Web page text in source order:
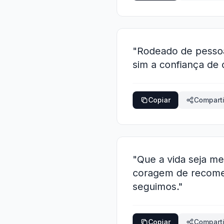
"Rodeado de
sim a confiança de
Copiar
"Que a vida seja
coragem de
seguimos."
Copiar